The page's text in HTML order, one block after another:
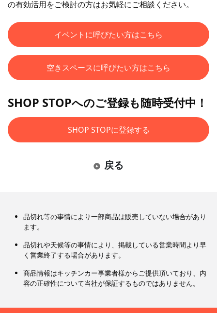
の有効活用をご検討の方はお気軽にご相談ください。
イベントに呼びたい方はこちら
空きスペースに呼びたい方はこちら
SHOP STOPへのご登録も随時受付中！
SHOP STOPに登録する
戻る
品切れ等の事情により一部商品は販売していない場合があり
ます。
品切れや天候等の事情により、掲載している営業時間より早
く営業終了する場合があります。
商品情報はキッチンカー事業者様からご提供頂いており、内
容の正確性について当社が保証するものではありません。